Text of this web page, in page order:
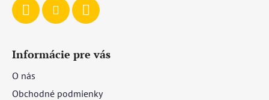
Informácie pre vás
O nás
Obchodné podmienky